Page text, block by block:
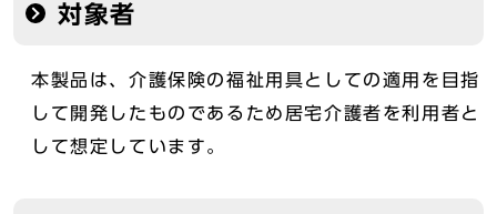
対象者
本製品は、介護保険の福祉用具としての適用を目指
して開発したものであるため居宅介護者を利用者と
して想定しています。